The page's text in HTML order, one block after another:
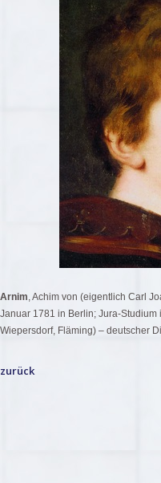
Arnim, Achim von (eigentlich Carl
Januar 1781 in Berlin; Jura-
Wiepersdorf, Fläming) – deutscher
zurück